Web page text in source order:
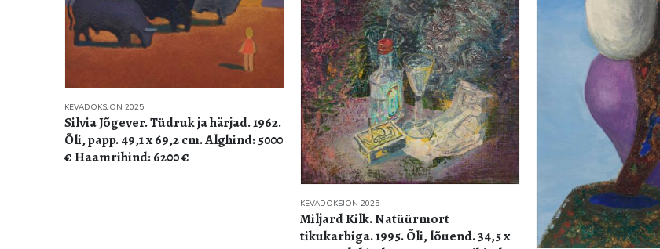
KEVADOKSJON 2025
Silvia Jõgever. Tüdruk ja härjad. 1962.
Õli, papp. 49,1 x 69,2 cm. Alghind: 5000
€ Haamrihind: 6200 €
KEVADOKSJON 2025
Miljard Kilk. Natüürmort
tikukarbiga. 1995. Õli, lõuend. 34,5 x